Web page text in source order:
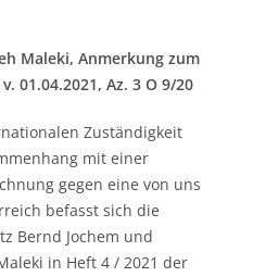
Maleki, Anmerkung zum
01.04.2021, Az. 3 O 9/20
Zuständigkeit
mit einer
gegen eine von uns
befasst sich die
Bernd Jochem und
in Heft 4 / 2021 der